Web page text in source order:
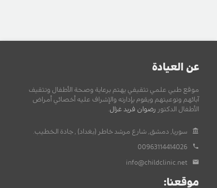
عن العيادة
موقع طبي علمي تثقيفي يهتم برعاية وصحة الأطفال وتثقيف
آبائهم وتوعيتهم ويقوم بإدارته والإشراف عليه أخصائي أمراض
الأطفال الدكتور رضوان فريد غزال
سوريا, دمشق, شارع مرشد خاطر (بغداد) , جادة الخطيب.
00963114414026
info@childclinic.net
موقعنا: